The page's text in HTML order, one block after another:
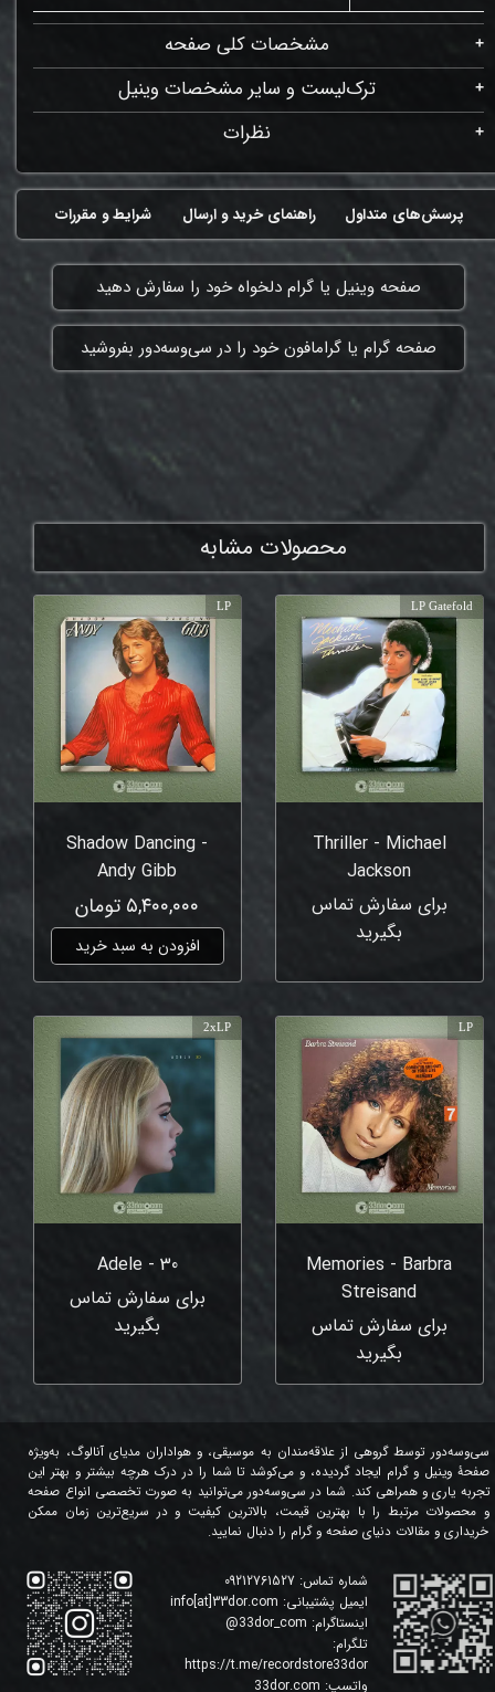
مشخصات کلی صفحه
ترک‌لیست و سایر مشخصات وینیل
نظرات
شرایط و مقررات راهنمای خرید و ارسال پرسش‌های متداول
​صفحه وینیل یا گرام دلخواه خود را سفارش دهید
​صفحه گرام یا گرامافون خود را در سی‌وسه‌دور بفروشید
محصولات مشابه
Thriller - Michael
Jackson
برای سفارش تماس
بگیرید
LP Gatefold
Shadow Dancing -
Andy Gibb
۵,۴۰۰,۰۰۰ تومان
افزودن به سبد خرید
LP
Memories - Barbra
Streisand
برای سفارش تماس
بگیرید
LP
Adele - 30
برای سفارش تماس
بگیرید
2xLP
شماره تماس:
ایمیل پشتیبانی: info[at]33dor.com
اینستاگرام: 33dor_com
@
تلگرام:
https://t.me/recordstore33dor
واتسپ: 33dor.com
سی‌وسه‌دور توسط گروهی از علاقه‌مندان به موسیقی، و هواداران مدیای آنالوگ، به‌ویژه
صفحۀ وینیل و گرام ایجاد گردیده، و می‌کوشد تا شما را در درک هرچه بیشتر و بهتر این
تجربه یاری و همراهی کند. شما در سی‌وسه‌دور می‌توانید به صورت تخصصی انواع صفحه
و محصولات مرتبط را با بهترین قیمت، بالاترین کیفیت و در سریع‌ترین زمان ممکن
خریداری و مقالات دنیای صفحه و گرام را دنبال نمایید.